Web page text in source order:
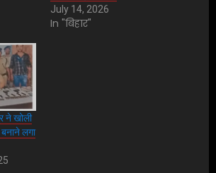
July 14, 2026
In "बिहार"
ने खोली
लगा